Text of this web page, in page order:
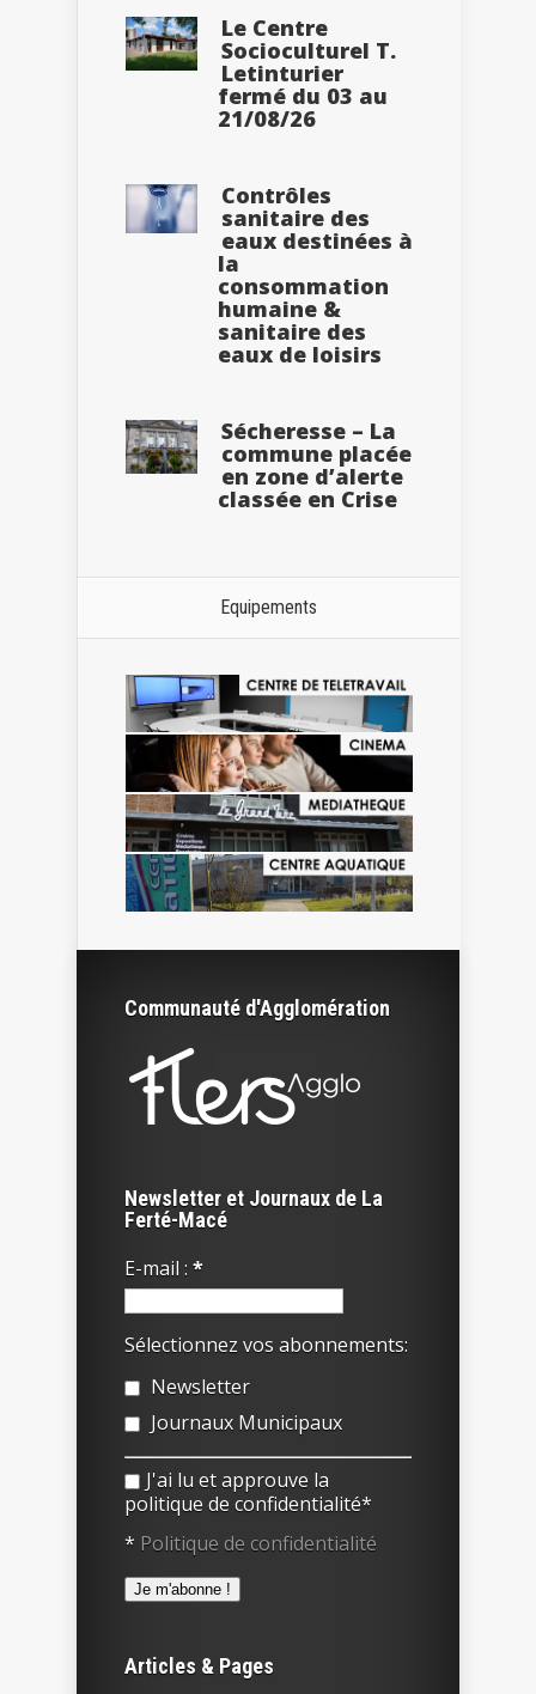
Le Centre
Socioculturel T.
Letinturier
fermé du 03 au
21/08/26
Contrôles
sanitaire des
eaux destinées à
la
consommation
humaine &
sanitaire des
eaux de loisirs
Sécheresse – La
commune placée
en zone d’alerte
classée en Crise
Equipements
Communauté d'Agglomération
Newsletter et Journaux de La
Ferté-Macé
E-mail : *
Sélectionnez vos abonnements:
Newsletter
Journaux Municipaux
J'ai lu et approuve la
politique de confidentialité*
* Politique de confidentialité
Articles & Pages